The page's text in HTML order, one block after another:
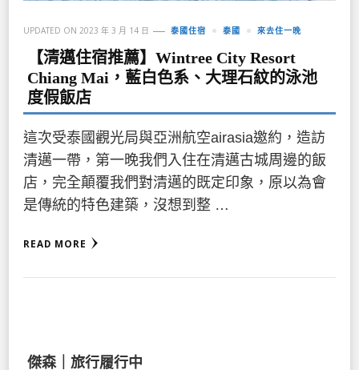
UPDATED ON 2023 年 3 月 14 日 泰國住宿 泰國 來去住一晚
【清邁住宿推薦】Wintree City Resort
Chiang Mai，藍白色系、大理石紋的泳池
度假飯店
這次受泰國觀光局與亞洲航空airasia邀約，造訪
清邁一帶，第一晚我們入住在清邁古城周邊的飯
店，完全顛覆我們對清邁的既定印象，原以為會
是傳統的特色建築，沒想到整 …
READ MORE
傑森｜旅行履行中